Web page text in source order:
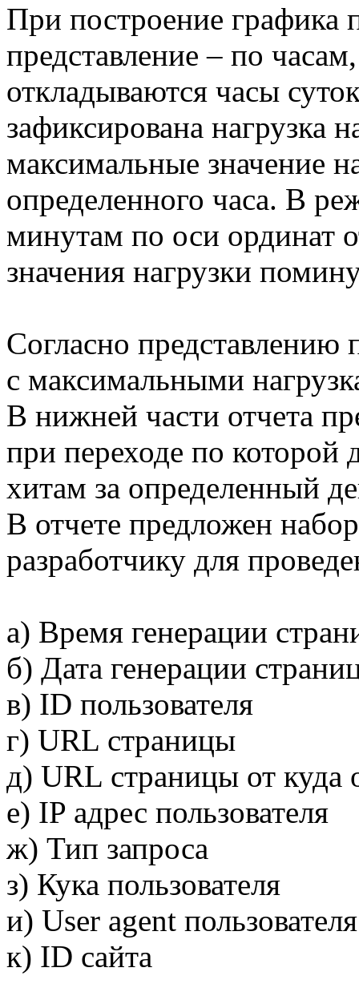
При построение графика
представление – по
откладываются часы
зафиксирована нагрузка
максимальные значение
определенного часа. В
минутам по оси ординат
значения нагрузки
Согласно представлению
с максимальными
В нижней части отчета
при переходе по которой
хитам за определенный
В отчете предложен
разработчику для
а) Время генерации
б) Дата генерации
в) ID пользователя
г) URL страницы
д) URL страницы от куда
е) IP адрес пользователя
ж) Тип запроса
з) Кука пользователя
и) User agent пользователя
к) ID сайта